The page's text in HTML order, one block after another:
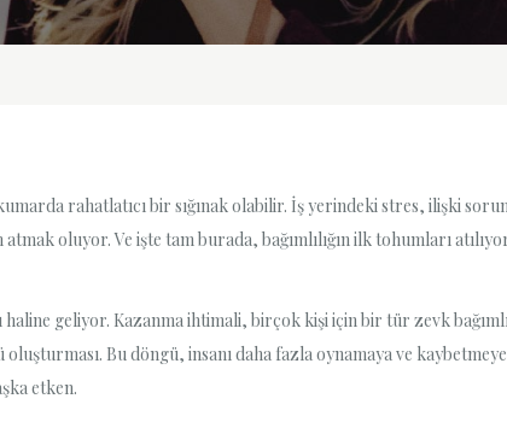
rahatlatıcı bir sığınak olabilir. İş yerindeki stres, ilişki
oluyor. Ve işte tam burada, bağımlılığın ilk tohumları
geliyor. Kazanma ihtimali, birçok kişi için bir tür zevk
Bu döngü, insanı daha fazla oynamaya ve
etken.